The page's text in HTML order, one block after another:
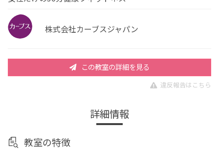
株式会社カーブスジャパン
この教室の詳細を見る
違反報告はこちら
詳細情報
教室の特徴